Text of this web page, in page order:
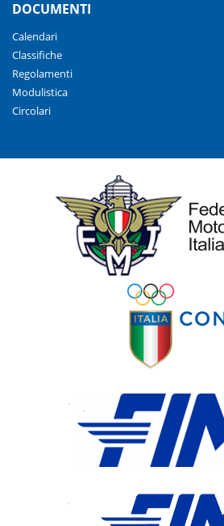
DOCUMENTI
Calendari
Classifiche
Regolamenti
Modulistica
Circolari